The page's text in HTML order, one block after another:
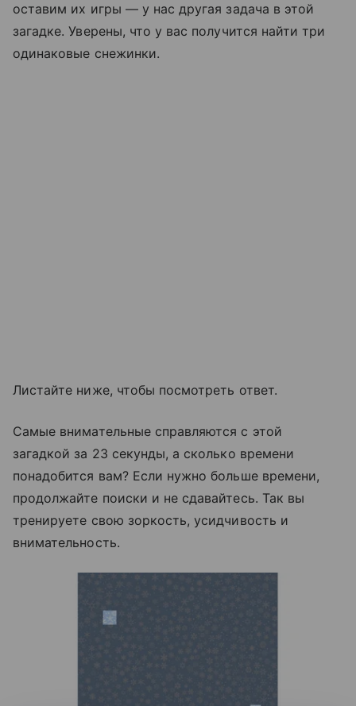
оставим их игры — у нас другая задача в этой
загадке. Уверены, что у вас получится найти три
одинаковые снежинки.
Листайте ниже, чтобы посмотреть ответ.
Самые внимательные справляются с этой
загадкой за 23 секунды, а сколько времени
понадобится вам? Если нужно больше времени,
продолжайте поиски и не сдавайтесь. Так вы
тренируете свою зоркость, усидчивость и
внимательность.